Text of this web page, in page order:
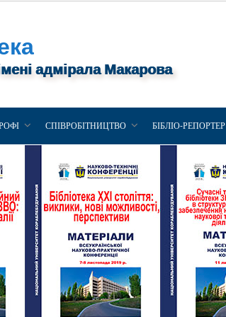
адмірала Макарова
СПІВРОБІТНИЦТВО БІБЛІО-РЕПОРТЕР